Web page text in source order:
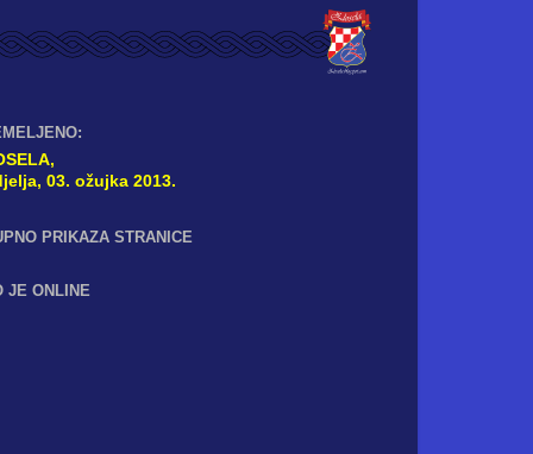
03. ožujka 2013.
PRIKAZA STRANICE
JE ONLINE